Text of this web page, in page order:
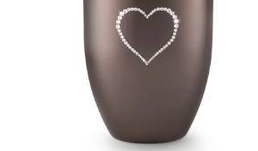
Odporúčame